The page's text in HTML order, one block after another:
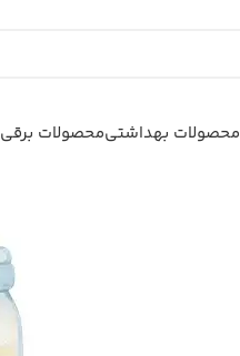
محصولات بهداشتیمحصولات برقی